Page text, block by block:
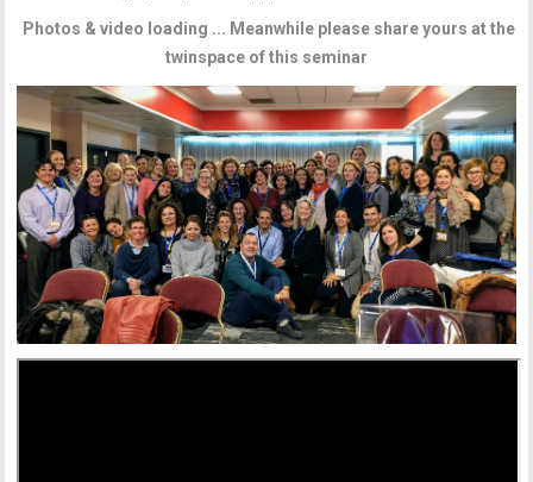
Photos & video loading ... Meanwhile please share yours at the
twinspace of this seminar